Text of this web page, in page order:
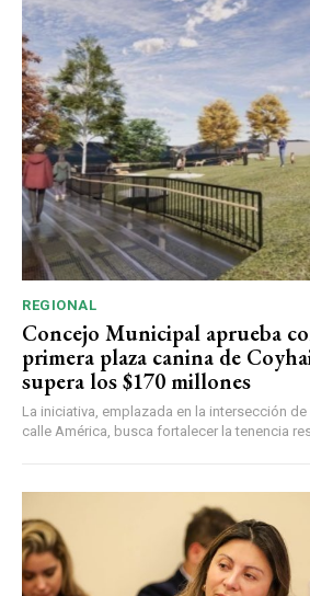
REGIONAL
Concejo Municipal aprueba
primera plaza canina de
supera los $170 millones
La iniciativa, emplazada en la intersección
calle América, busca fortalecer la tenencia